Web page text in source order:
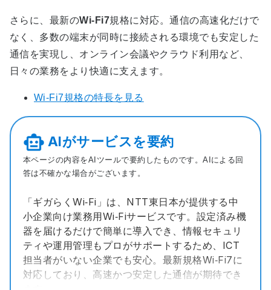
さらに、最新のWi‑Fi7規格に対応。通信の高速化だけで
なく、多数の端末が同時に接続される環境でも安定した
通信を実現し、オンライン会議やクラウド利用など、
日々の業務をより快適に支えます。
Wi-Fi7規格の特長を見る
AIがサービスを要約
本ページの内容をAIツールで要約したものです。AIによる回
答は不確かな場合がございます。
「ギガらくWi‑Fi」は、NTT東日本が提供する中
小企業向け業務用Wi‑Fiサービスです。設定済み機
器を届けるだけで簡単に導入でき、情報セキュリ
ティや運用管理もプロがサポートするため、ICT
担当者がいない企業でも安心。最新規格Wi‑Fi7に
対応しており、高速かつ安定した通信が期待でき